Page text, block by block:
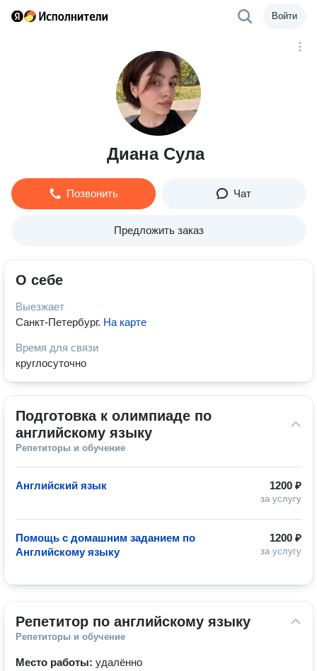
Войти
Диана Сула
Позвонить Чат
Предложить заказ
О себе
Выезжает
Санкт-Петербург. На карте
Время для связи
круглосуточно
Подготовка к олимпиаде по
английскому языку
Репетиторы и обучение
1200 ₽
за услугу
Английский язык
1200 ₽
за услугу
Помощь с домашним заданием по
Английскому языку
Репетитор по английскому языку
Репетиторы и обучение
Место работы: удалённо